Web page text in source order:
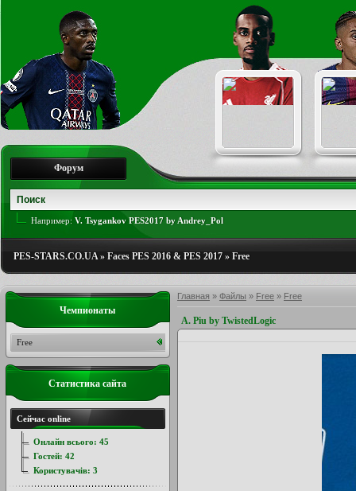
Форум
Например: V. Tsygankov PES2017 by Andrey_Pol
PES-STARS.CO.UA» Faces PES 2016 & PES 2017 » Free
Главная » Файлы » Free » Free
A. Piu by TwistedLogic
Чемпионаты
Free
Статистика сайта
Сейчас online
Онлайн всього: 45
Гостей: 42
Користувачів: 3